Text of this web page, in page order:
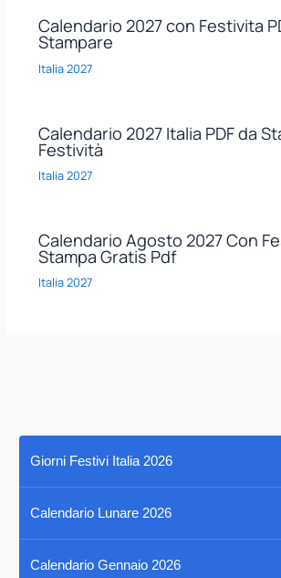
Calendario 2027 con Festivita
Stampare
Italia 2027
Calendario 2027 Italia PDF da
Festività
Italia 2027
Calendario Agosto 2027 Con
Stampa Gratis Pdf
Italia 2027
Giorni Festivi Italia 2026
Calendario Lunare 2026
Calendario Gennaio 2026